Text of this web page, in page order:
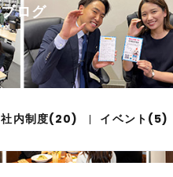
ログ
社内制度(20) イベント(5)